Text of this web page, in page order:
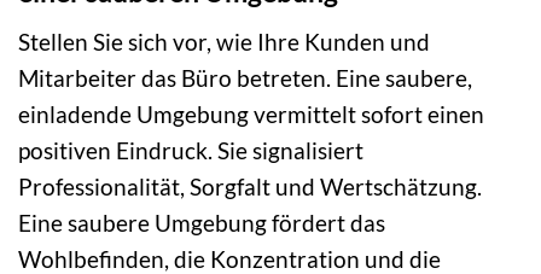
Stellen Sie sich vor, wie Ihre Kunden und
Mitarbeiter das Büro betreten. Eine saubere,
einladende Umgebung vermittelt sofort einen
positiven Eindruck. Sie signalisiert
Professionalität, Sorgfalt und Wertschätzung.
Eine saubere Umgebung fördert das
Wohlbefinden, die Konzentration und die